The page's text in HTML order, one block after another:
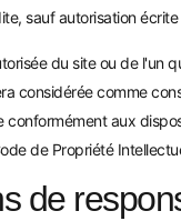
sauf autorisation
du site ou de l'un
considérée comme
aux
de Propriété
de